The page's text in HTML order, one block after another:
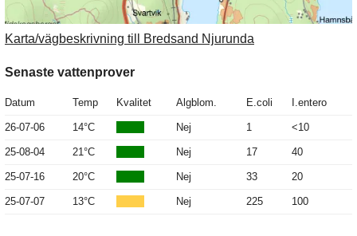
Karta/vägbeskrivning till Bredsand Njurunda
Senaste vattenprover
Datum Temp Kvalitet Algblom. E.coli I.entero
26-07-06 14°C Nej 1 <10
25-08-04 21°C Nej 17 40
25-07-16 20°C Nej 33 20
25-07-07 13°C Nej 225 100